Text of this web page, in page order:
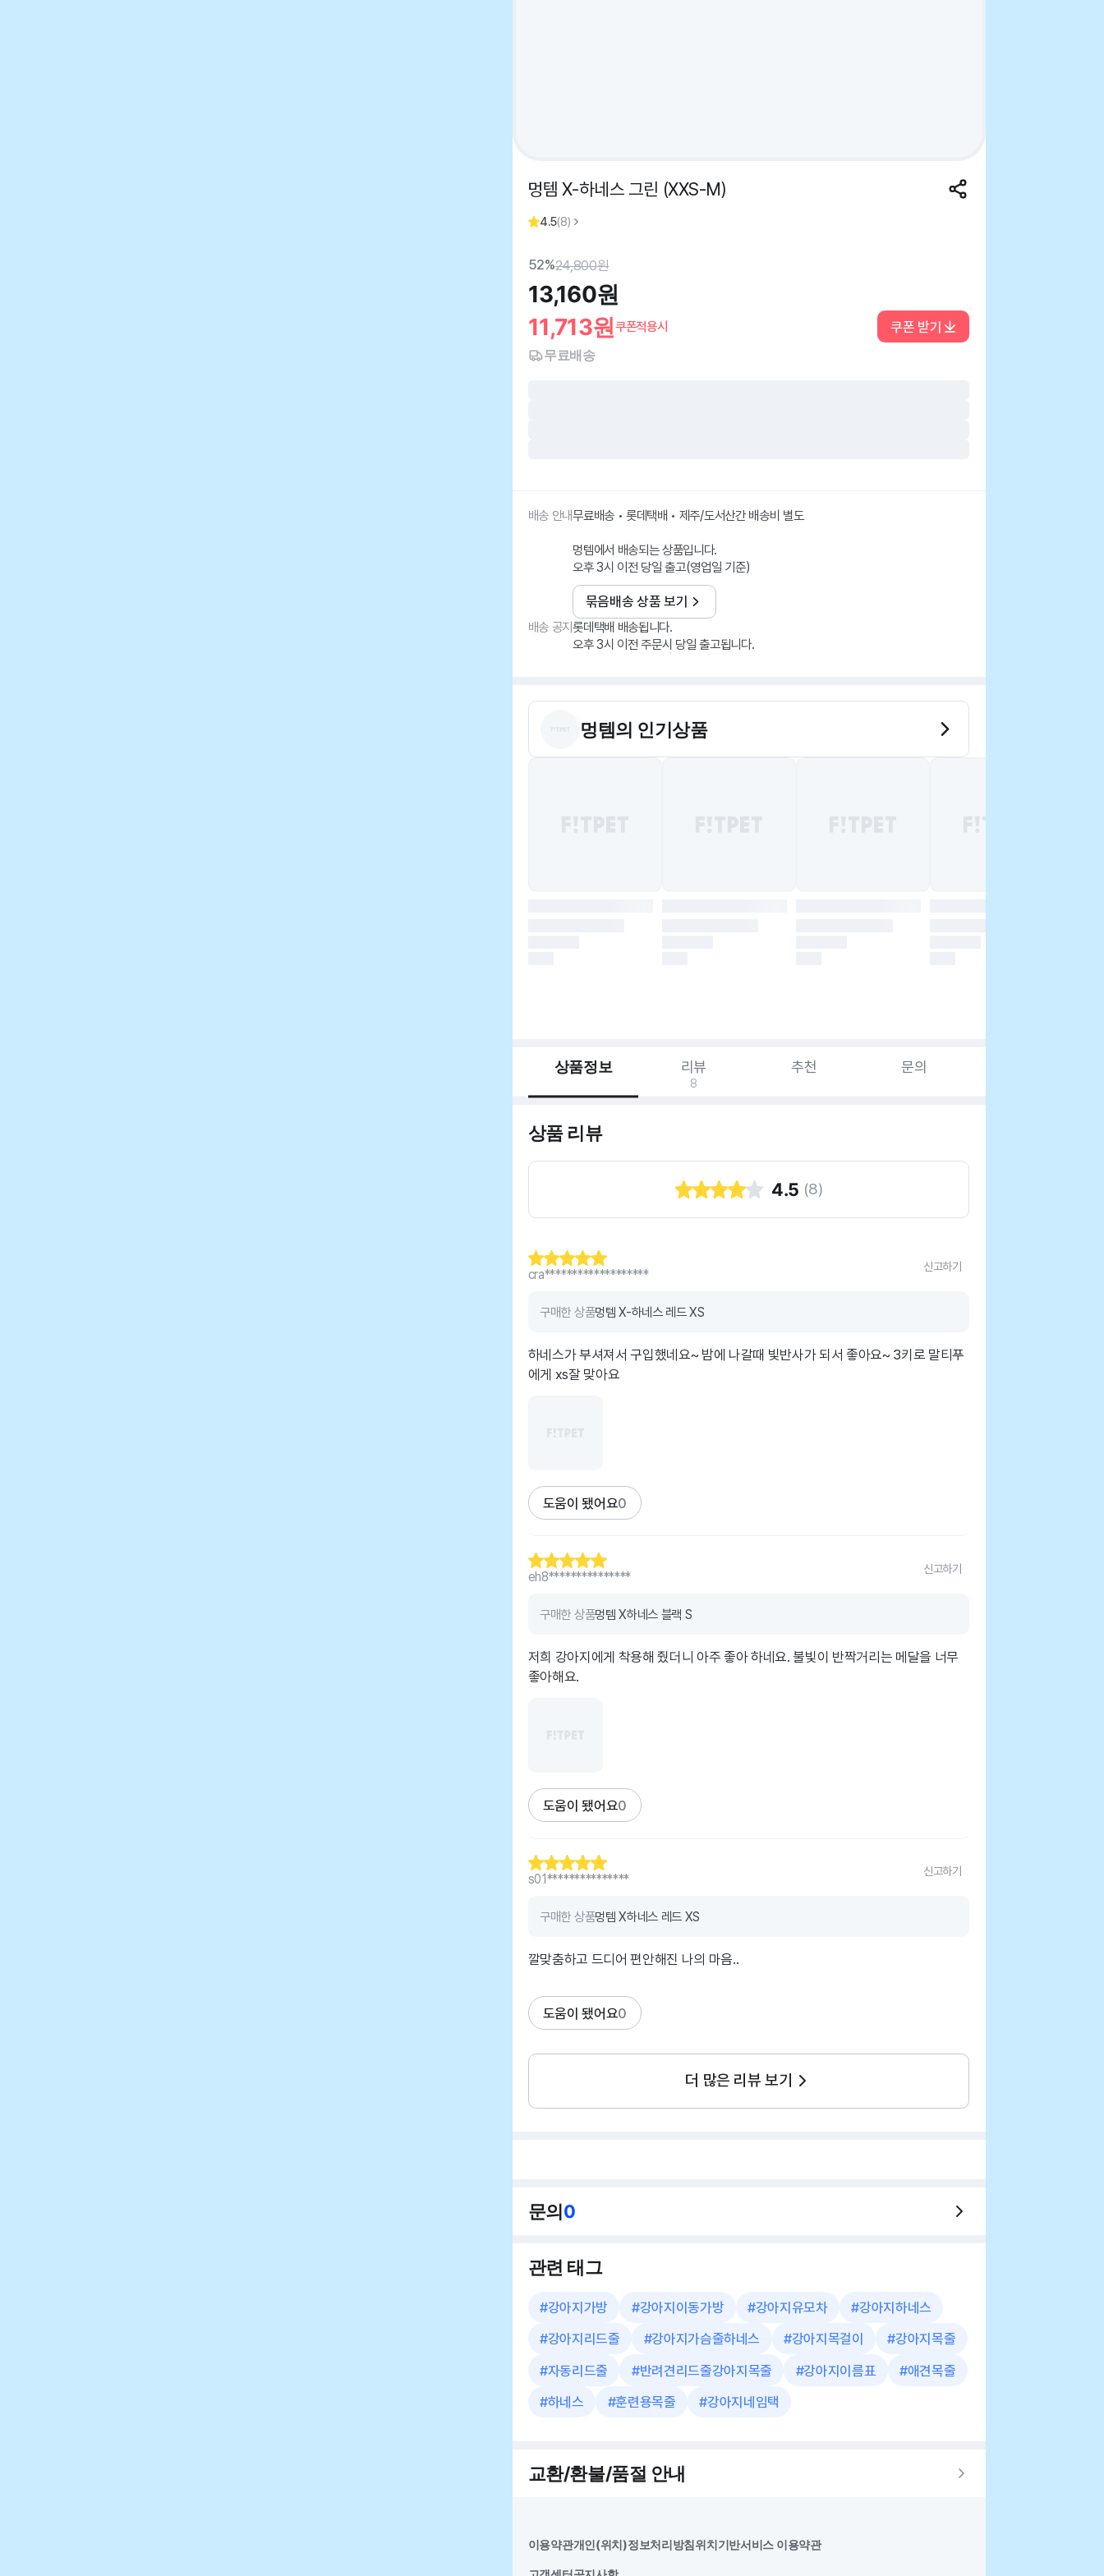
멍템 X-하네스 그린 (XXS-M)
4.5(8)
52%24,800원
13,160원
11,713원쿠폰적용시 쿠폰 받기
무료배송
배송 안내무료배송 • 롯데택배 • 제주/도서산간 배송비 별도
멍템에서 배송되는 상품입니다.
오후 3시 이전 당일 출고(영업일 기준)
묶음배송 상품 보기
배송 공지롯데택배 배송됩니다.
오후 3시 이전 주문시 당일 출고됩니다.
멍템의 인기상품
상품정보 리뷰
8
추천 문의
상품 리뷰
4.5 (8)
cra*******************
신고하기
구매한 상품멍템 X-하네스 레드 XS
하네스가 부셔져서 구입했네요~ 밤에 나갈때 빛반사가 되서 좋아요~ 3키로 말티푸
에게 xs잘 맞아요
도움이 됐어요0
eh8***************
신고하기
구매한 상품멍템 X하네스 블랙 S
저희 강아지에게 착용해 줬더니 아주 좋아 하네요. 불빛이 반짝거리는 메달을 너무
좋아해요.
도움이 됐어요0
s01***************
신고하기
구매한 상품멍템 X하네스 레드 XS
깔맞춤하고 드디어 편안해진 나의 마음..
도움이 됐어요0
더 많은 리뷰 보기
문의0
관련 태그
#강아지가방 #강아지이동가방 #강아지유모차 #강아지하네스
#강아지리드줄 #강아지가슴줄하네스 #강아지목걸이 #강아지목줄
#자동리드줄 #반려견리드줄강아지목줄 #강아지이름표 #애견목줄
#하네스 #훈련용목줄 #강아지네임택
교환/환불/품절 안내
이용약관개인(위치)정보처리방침위치기반서비스 이용약관